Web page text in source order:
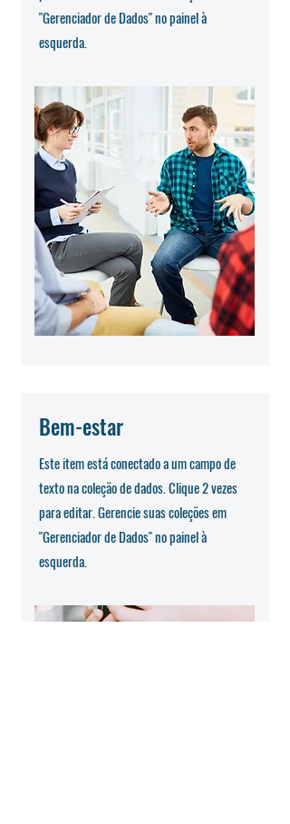
"Gerenciador de Dados" no painel à
esquerda.
Bem-estar
Este item está conectado a um campo de
texto na coleção de dados. Clique 2 vezes
para editar. Gerencie suas coleções em
"Gerenciador de Dados" no painel à
esquerda.